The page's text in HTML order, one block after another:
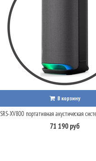
В корзину
SRS-XV800 портативная акустическая
71 190 руб